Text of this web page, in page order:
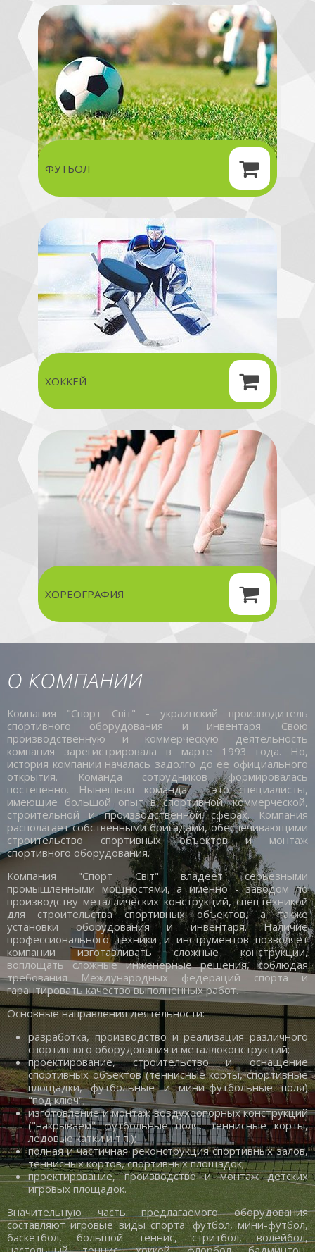
ФУТБОЛ
ХОККЕЙ
ХОРЕОГРАФИЯ
О КОМПАНИИ
Компания "Спорт Світ" - украинский производитель
спортивного оборудования и инвентаря. Свою
производственную и коммерческую деятельность
компания зарегистрировала в марте 1993 года. Но,
история компании началась задолго до ее официального
открытия. Команда сотрудников формировалась
постепенно. Нынешняя команда - это специалисты,
имеющие большой опыт в спортивной, коммерческой,
строительной и производственной сферах. Компания
располагает собственными бригадами, обеспечивающими
строительство спортивных объектов и монтаж
спортивного оборудования.
Компания "Спорт Світ" владеет серьезными
промышленными мощностями, а именно - заводом по
производству металлических конструкций, спецтехникой
для строительства спортивных объектов, а также
установки оборудования и инвентаря. Наличие
профессионального техники и инструментов позволяет
компании изготавливать сложные конструкции,
воплощать сложные инженерные решения, соблюдая
требования Международных федераций спорта и
гарантировать качество выполненных работ.
Основные направления деятельности:
разработка, производство и реализация различного
спортивного оборудования и металлоконструкций;
проектирование, строительство и оснащение
спортивных объектов (теннисные корты, спортивные
площадки, футбольные и мини-футбольные поля)
"под ключ";
изготовление и монтаж воздухоопорных конструкций
("накрываем" футбольные поля, теннисные корты,
ледовые катки и т.п.);
полная и частичная реконструкция спортивных залов,
теннисных кортов, спортивных площадок;
проектирование, производство и монтаж детских
игровых площадок.
Значительную часть предлагаемого оборудования
составляют игровые виды спорта: футбол, мини-футбол,
баскетбол, большой теннис, стритбол, волейбол,